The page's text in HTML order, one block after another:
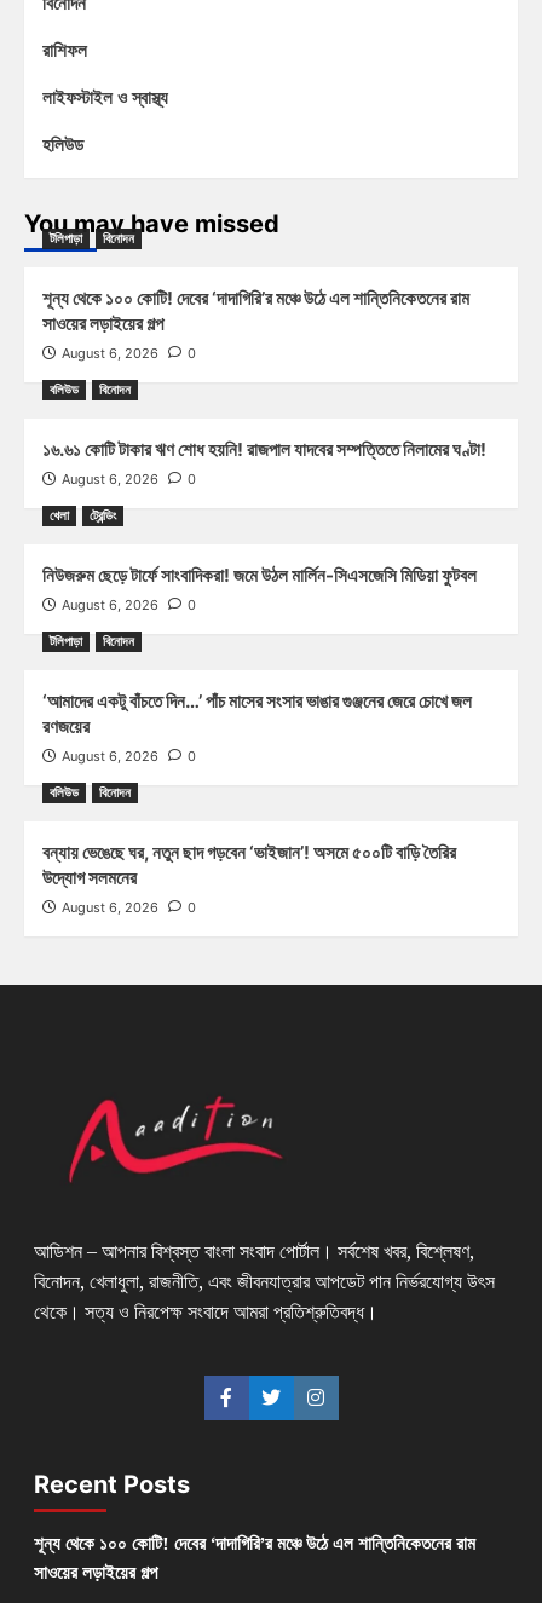
রাশিফল
লাইফস্টাইল ও স্বাস্থ্য
হলিউড
You may have missed
টলিপাড়া বিনোদন
শূন্য থেকে ১০০ কোটি! দেবের ‘দাদাগিরি’র মঞ্চে উঠে এল শান্তিনিকেতনের রাম
সাওয়ের লড়াইয়ের গল্প
August 6, 2026 0
বলিউড বিনোদন
১৬.৬১ কোটি টাকার ঋণ শোধ হয়নি! রাজপাল যাদবের সম্পত্তিতে নিলামের ঘণ্টা!
August 6, 2026 0
খেলা ট্রেন্ডিং
নিউজরুম ছেড়ে টার্ফে সাংবাদিকরা! জমে উঠল মার্লিন-সিএসজেসি মিডিয়া ফুটবল
August 6, 2026 0
টলিপাড়া বিনোদন
‘আমাদের একটু বাঁচতে দিন…’ পাঁচ মাসের সংসার ভাঙার গুঞ্জনের জেরে চোখে জল
রণজয়ের
August 6, 2026 0
বলিউড বিনোদন
বন্যায় ভেঙেছে ঘর, নতুন ছাদ গড়বেন ‘ভাইজান’! অসমে ৫০০টি বাড়ি তৈরির
উদ্যোগ সলমনের
August 6, 2026 0
আডিশন – আপনার বিশ্বস্ত বাংলা সংবাদ পোর্টাল। সর্বশেষ খবর, বিশ্লেষণ,
বিনোদন, খেলাধুলা, রাজনীতি, এবং জীবনযাত্রার আপডেট পান নির্ভরযোগ্য উৎস
থেকে। সত্য ও নিরপেক্ষ সংবাদে আমরা প্রতিশ্রুতিবদ্ধ।
Recent Posts
শূন্য থেকে ১০০ কোটি! দেবের ‘দাদাগিরি’র মঞ্চে উঠে এল শান্তিনিকেতনের রাম
সাওয়ের লড়াইয়ের গল্প